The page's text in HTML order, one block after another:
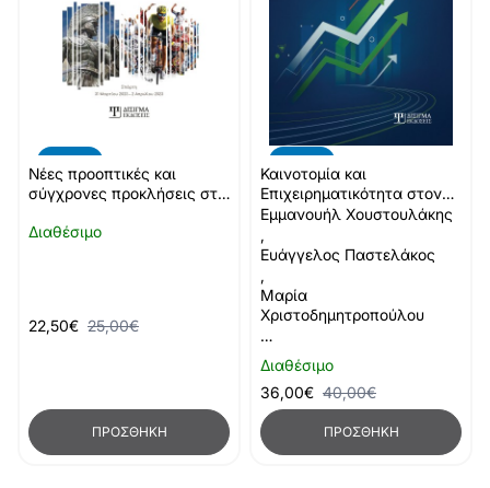
Διαθέσιμο
Νέες προοπτικές και
σύγχρονες προκλήσεις στα
Αθλητισμού
22,50€ 25,00€
ΠΡΟΣΘΉΚΗ
Διαθέσιμο
Καινοτομία και
Επιχειρηματικότητα στον
Αθλητισμό
Εμμανουήλ Χουστουλάκης
,
Ευάγγελος Παστελάκος
,
Μαρία
Χριστοδημητροπούλου
…
36,00€ 40,00€
ΠΡΟΣΘΉΚΗ